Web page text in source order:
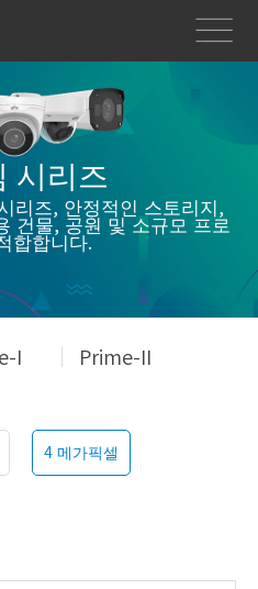
시리즈
리즈, 안정적인 스토리지,
건물, 공원 및 소규모 프로
합합니다.
I Prime-II
4 메가픽셀